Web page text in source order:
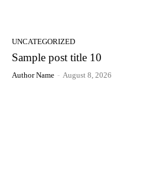
UNCATEGORIZED
Sample post title 10
Author Name - August 8, 2026